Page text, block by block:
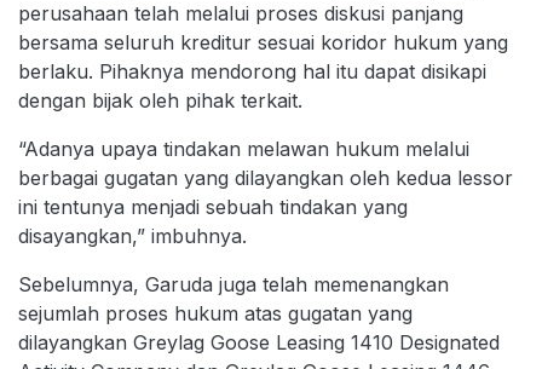
perusahaan telah melalui proses diskusi panjang
bersama seluruh kreditur sesuai koridor hukum yang
berlaku. Pihaknya mendorong hal itu dapat disikapi
dengan bijak oleh pihak terkait.
“Adanya upaya tindakan melawan hukum melalui
berbagai gugatan yang dilayangkan oleh kedua lessor
ini tentunya menjadi sebuah tindakan yang
disayangkan,” imbuhnya.
Sebelumnya, Garuda juga telah memenangkan
sejumlah proses hukum atas gugatan yang
dilayangkan Greylag Goose Leasing 1410 Designated